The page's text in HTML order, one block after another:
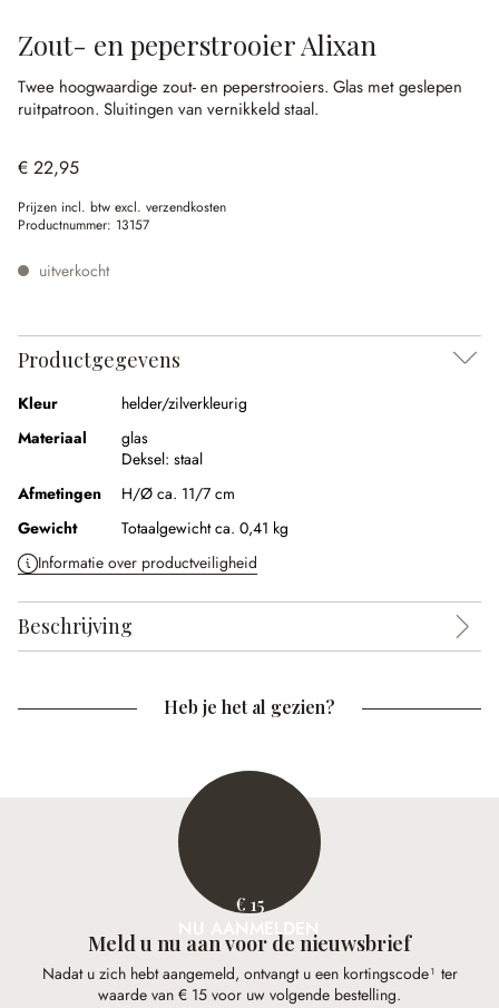
Zout- en peperstrooier Alixan
Twee hoogwaardige zout- en peperstrooiers. Glas met geslepen
ruitpatroon. Sluitingen van vernikkeld staal.
€ 22,95
Prijzen incl. btw excl. verzendkosten
Productnummer: 13157
uitverkocht
Productgegevens
Kleur
helder/zilverkleurig
Materiaal
glas
Deksel: staal
Afmetingen
H/Ø ca. 11/7 cm
Gewicht
Totaalgewicht ca. 0,41 kg
Informatie over productveiligheid
Beschrijving
Heb je het al gezien?
€ 15
NU AANMELDEN
Meld u nu aan voor de nieuwsbrief
Nadat u zich hebt aangemeld, ontvangt u een kortingscode¹ ter
waarde van € 15 voor uw volgende bestelling.